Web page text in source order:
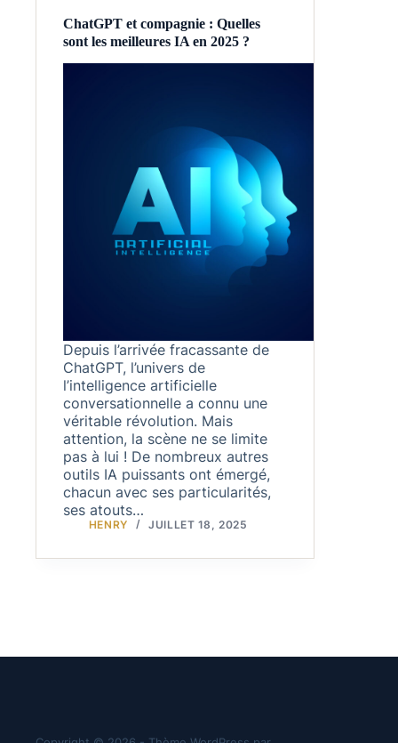
ChatGPT et compagnie : Quelles
sont les meilleures IA en 2025 ?
Depuis l’arrivée fracassante de
ChatGPT, l’univers de
l’intelligence artificielle
conversationnelle a connu une
véritable révolution. Mais
attention, la scène ne se limite
pas à lui ! De nombreux autres
outils IA puissants ont émergé,
chacun avec ses particularités,
ses atouts…
HENRY JUILLET 18, 2025